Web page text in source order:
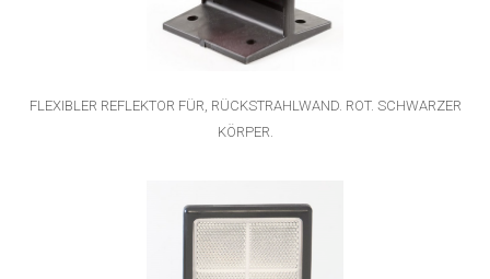
FLEXIBLER REFLEKTOR FÜR, RÜCKSTRAHLWAND. ROT. SCHWARZER
KÖRPER.